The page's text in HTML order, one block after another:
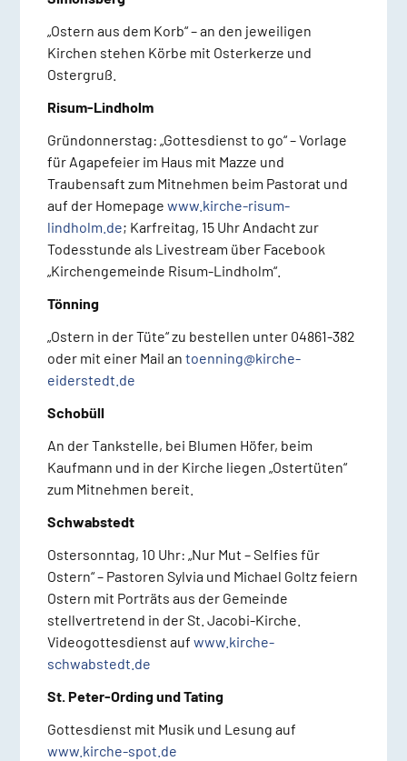
„Ostern aus dem Korb“ – an den jeweiligen
Kirchen stehen Körbe mit Osterkerze und
Ostergruß.
Risum-Lindholm
Gründonnerstag: „Gottesdienst to go“ – Vorlage
für Agapefeier im Haus mit Mazze und
Traubensaft zum Mitnehmen beim Pastorat und
auf der Homepage www.kirche-risum-
lindholm.de; Karfreitag, 15 Uhr Andacht zur
Todesstunde als Livestream über Facebook
„Kirchengemeinde Risum-Lindholm“.
Tönning
„Ostern in der Tüte“ zu bestellen unter 04861-382
oder mit einer Mail an toenning@kirche-
eiderstedt.de
Schobüll
An der Tankstelle, bei Blumen Höfer, beim
Kaufmann und in der Kirche liegen „Ostertüten“
zum Mitnehmen bereit.
Schwabstedt
Ostersonntag, 10 Uhr: „Nur Mut – Selfies für
Ostern“ – Pastoren Sylvia und Michael Goltz feiern
Ostern mit Porträts aus der Gemeinde
stellvertretend in der St. Jacobi-Kirche.
Videogottesdienst auf www.kirche-
schwabstedt.de
St. Peter-Ording und Tating
Gottesdienst mit Musik und Lesung auf
www.kirche-spot.de